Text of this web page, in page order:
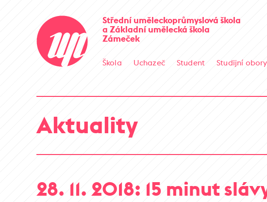
Střední uměleckoprůmyslová škola
a Základní umělecká škola
Zámeček
Škola Uchazeč Student Studijní obory
Aktuality
28. 11. 2018: 15 minut